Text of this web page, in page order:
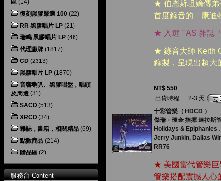
區 (14)
復刻黑膠嚴選 100 (22)
RR 黑膠唱片 LP (21)
瑞鳴 黑膠唱片 LP (46)
代理廠牌 (1817)
CD (2313)
黑膠唱片 LP (1870)
音響喇叭、黑膠唱盤，唱頭
及周邊 (31)
SACD (513)
XRCD (34)
雜誌，書籍，相關精品 (69)
點數商品 (214)
贈品區 (2)
服務台 Content
★ 伯恩斯坦嫡傳弟
首度錄音的「康迪
★ 入選 TAS 雜誌
★ 錄音大師 Keith
錄製，呈現出超大
NT$ 550
出貨時程:
2-3 天
十彩管樂（ HDCD ）
傑瑞・瓊金 指揮 達拉斯
Holidays & Epiphanies
Jerry Junkin, Dallas
RR76
★ 美國當代管樂巨
管樂搭配震撼人心